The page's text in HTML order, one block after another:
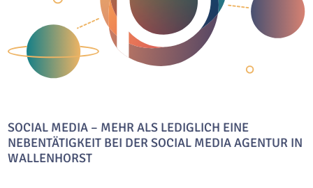
SOCIAL MEDIA – MEHR ALS LEDIGLICH EINE
NEBENTÄTIGKEIT BEI DER SOCIAL MEDIA AGENTUR IN
WALLENHORST